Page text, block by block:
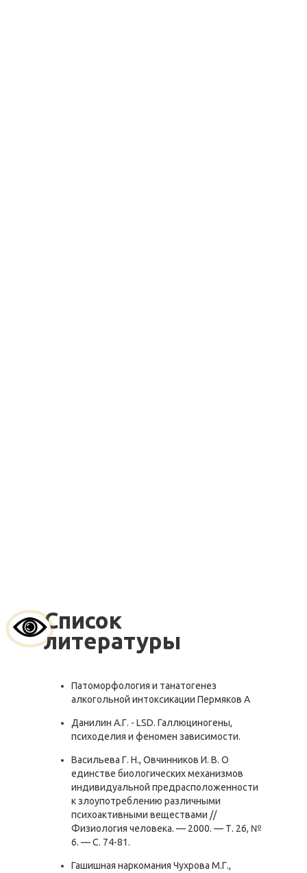
Список
литературы
Патоморфология и танатогенез
алкогольной интоксикации Пермяков А
Данилин А.Г. - LSD. Галлюциногены,
психоделия и феномен зависимости.
Васильева Г. Н., Овчинников И. В. О
единстве биологических механизмов
индивидуальной предрасположенности
к злоупотреблению различными
психоактивными веществами //
Физиология человека. — 2000. — Т. 26, №
6. — С. 74-81.
Гашишная наркомания Чухрова М.Г.,